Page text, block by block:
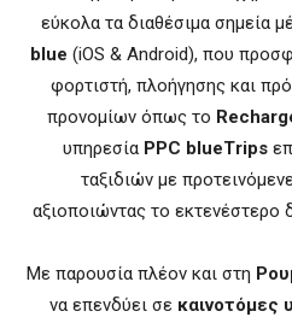
εύκολα τα διαθέσιμα σημεία
blue (iOS & Android), που
φορτιστή, πλοήγησης και
προνομίων όπως το
υπηρεσία PPC blueTrips
ταξιδιών με
αξιοποιώντας το εκτενέστερο
Με παρουσία πλέον και στη
να επενδύει σε καινοτόμες